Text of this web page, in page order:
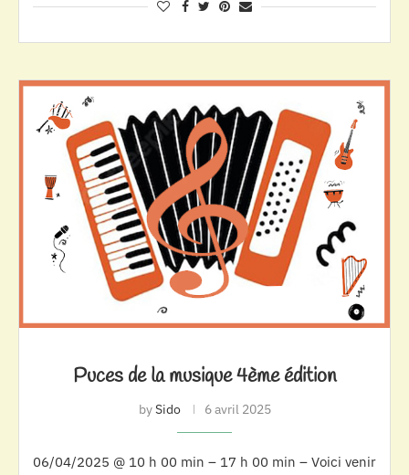
Puces de la musique 4ème édition
bySido 6 avril 2025
06/04/2025 @ 10 h 00 min – 17 h 00 min – Voici venir